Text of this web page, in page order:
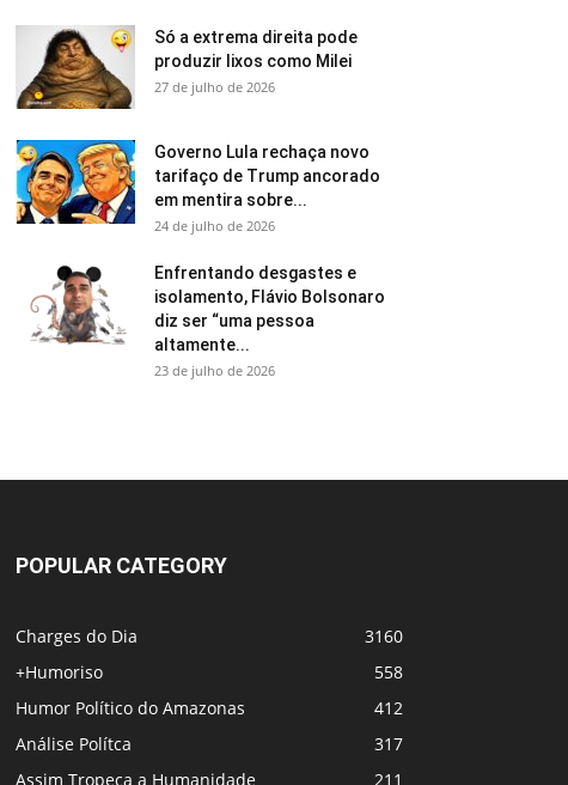
Só a extrema direita pode
produzir lixos como Milei
27 de julho de 2026
Governo Lula rechaça novo
tarifaço de Trump ancorado
em mentira sobre...
24 de julho de 2026
Enfrentando desgastes e
isolamento, Flávio Bolsonaro
diz ser “uma pessoa
altamente...
23 de julho de 2026
POPULAR CATEGORY
Charges do Dia
3160
+Humoriso
558
Humor Político do Amazonas
412
Análise Polítca
317
Assim Tropeça a Humanidade
211